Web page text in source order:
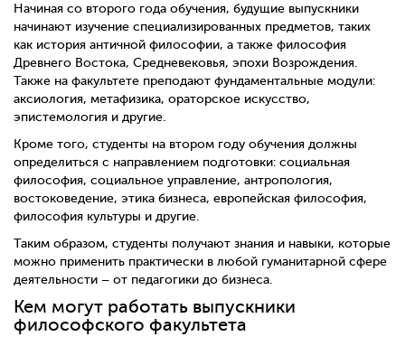
Начиная со второго года обучения, будущие выпускники
начинают изучение специализированных предметов, таких
как история античной философии, а также философия
Древнего Востока, Средневековья, эпохи Возрождения.
Также на факультете преподают фундаментальные модули:
аксиология, метафизика, ораторское искусство,
эпистемология и другие.
Кроме того, студенты на втором году обучения должны
определиться с направлением подготовки: социальная
философия, социальное управление, антропология,
востоковедение, этика бизнеса, европейская философия,
философия культуры и другие.
Таким образом, студенты получают знания и навыки, которые
можно применить практически в любой гуманитарной сфере
деятельности – от педагогики до бизнеса.
Кем могут работать выпускники
философского факультета